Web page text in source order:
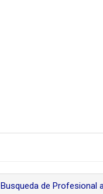
Busqueda de Profesional